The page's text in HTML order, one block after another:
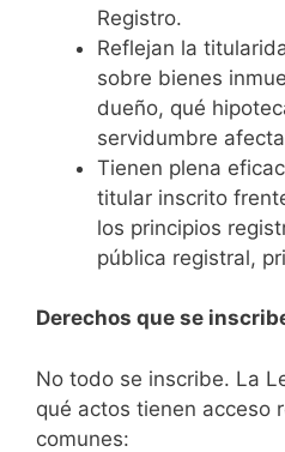
Registro.
Reflejan la
sobre bienes
dueño, qué
servidumbre
Tienen plena
titular inscrito
los principios
pública registral,
Derechos que se
No todo se inscribe. La
qué actos tienen acceso
comunes: